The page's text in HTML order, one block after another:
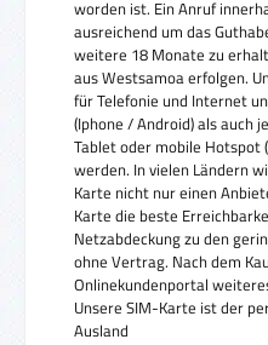
worden ist. Ein Anruf
ausreichend um das
weitere 18 Monate zu
aus Westsamoa erfolgen.
für Telefonie und Internet
(Iphone / Android) als auch
Tablet oder mobile Hotspot
werden. In vielen Ländern
Karte nicht nur einen
Karte die beste
Netzabdeckung zu den
ohne Vertrag. Nach dem
Onlinekundenportal
Unsere SIM-Karte ist der
Ausland